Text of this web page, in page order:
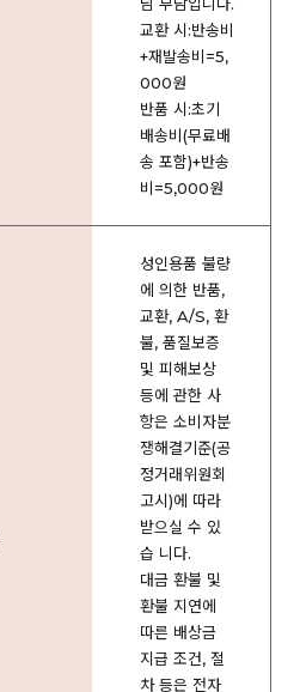
교환 시:반송비
+재발송비=5,
000원
반품 시:초기
배송비(무료배
송 포함)+반송
비=5,000원
성인용품 불량
에 의한 반품,
교환, A/S, 환
불, 품질보증
및 피해보상
등에 관한 사
항은 소비자분
쟁해결기준(공
정거래위원회
고시)에 따라
받으실 수 있
습 니다.
대금 환불 및
환불 지연에
따른 배상금
지급 조건, 절
차 등은 전자